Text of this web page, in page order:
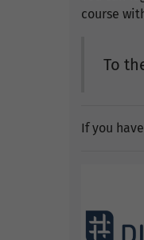
course
To
If you